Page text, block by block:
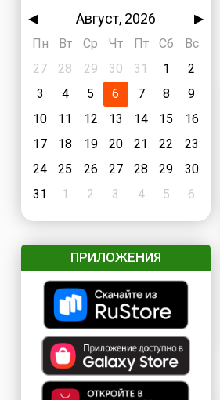
◀ Август, 2026
▶
Пн
Вт Ср Чт Пт Сб
Вс
27
28 29 30 31 1
2
3
4 5 6 7 8
9
10
11 12 13 14 15
16
17
18 19 20 21 22
23
24
25 26 27 28 29
30
31
1 2 3 4 5 6
ПРИЛОЖЕНИЯ